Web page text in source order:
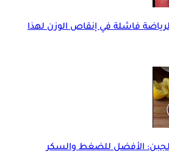
فاشلة في إنقاص الوزن لهذا
الأفضل للضغط والسكر